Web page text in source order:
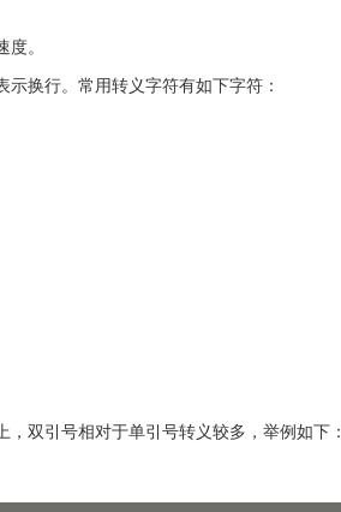
。
换行。常用转义字符有如下字符：
双引号相对于单引号转义较多，举例如下：